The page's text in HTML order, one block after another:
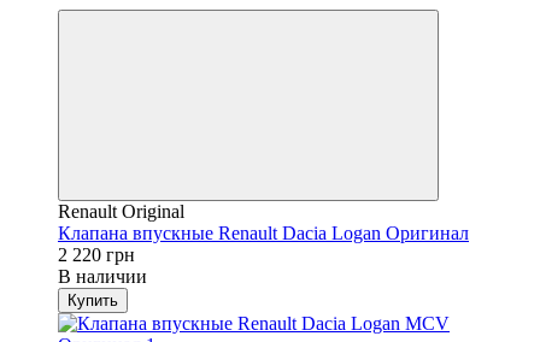
Renault Original
Клапана впускные Renault Dacia Logan Оригинал
2 220 грн
В наличии
Купить